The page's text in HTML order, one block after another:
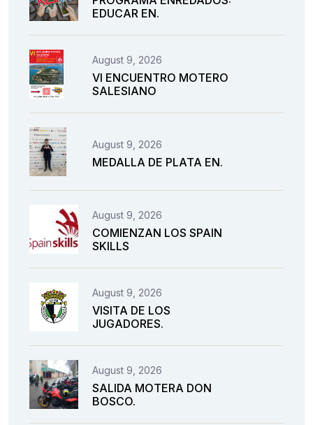
EDUCAR EN.
August 9, 2026
VI ENCUENTRO MOTERO
SALESIANO
August 9, 2026
MEDALLA DE PLATA EN.
August 9, 2026
COMIENZAN LOS SPAIN
SKILLS
August 9, 2026
VISITA DE LOS
JUGADORES.
August 9, 2026
SALIDA MOTERA DON
BOSCO.